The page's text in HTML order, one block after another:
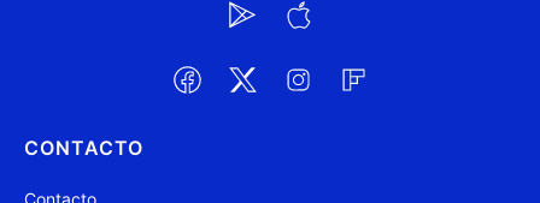
CONTACTO
Contacto